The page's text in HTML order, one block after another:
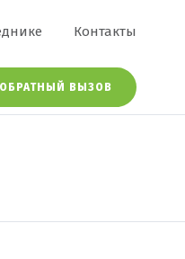
Контакты
ОБРАТНЫЙ ВЫЗОВ